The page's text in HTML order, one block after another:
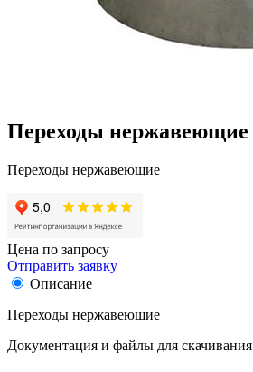
Переходы нержавеющие
Переходы нержавеющие
Цена по запросу
Отправить заявку
Описание
Переходы нержавеющие
Документация и файлы для скачивания